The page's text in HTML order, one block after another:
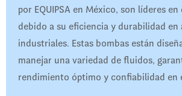
por EQUIPSA en México, son líderes
debido a su eficiencia y durabilidad en
industriales. Estas bombas están
manejar una variedad de fluidos,
rendimiento óptimo y confiabilidad en